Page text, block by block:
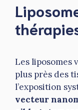
Les liposomes
plus près des
l’exposition
vecteur